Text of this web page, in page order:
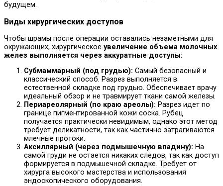
будущем.
Виды хирургических доступов
Чтобы шрамы после операции оставались незаметными для
окружающих, хирургическое увеличение объема молочных
желез выполняется через аккуратные доступы:
Субмаммарный (под грудью): Самый безопасный и
классический способ. Разрез выполняется в
естественной складке под грудью. Обеспечивает врачу
идеальный обзор и не травмирует ткани самой железы.
Периареолярный (по краю ареолы): Разрез идет по
границе пигментированной кожи соска. Рубец
получается практически невидимым, однако этот метод
требует деликатности, так как частично затрагиваются
млечные протоки.
Аксиллярный (через подмышечную впадину): На
самой груди не остается никаких следов, так как доступ
формируется в подмышечной складке. Требует от
хирурга высокого мастерства и использования
эндоскопического оборудования.